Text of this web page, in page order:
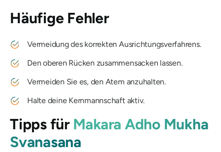
Häufige Fehler
Vermeidung des korrekten Ausrichtungsverfahrens.
Den oberen Rücken zusammensacken lassen.
Vermeiden Sie es, den Atem anzuhalten.
Halte deine Kernmannschaft aktiv.
Tipps für Makara Adho Mukha
Svanasana